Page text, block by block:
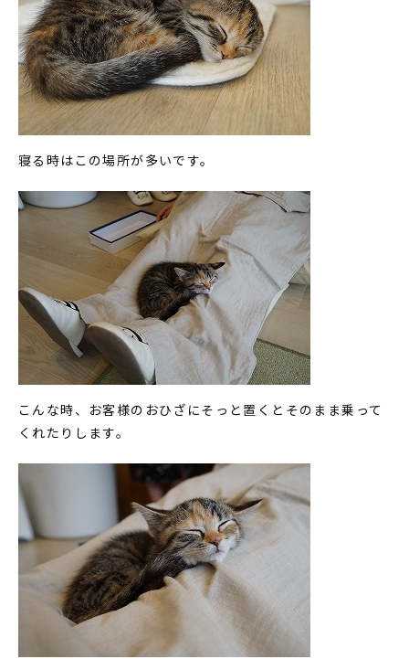
寝る時はこの場所が多いです。
こんな時、お客様のおひざにそっと置くとそのまま乗って
くれたりします。